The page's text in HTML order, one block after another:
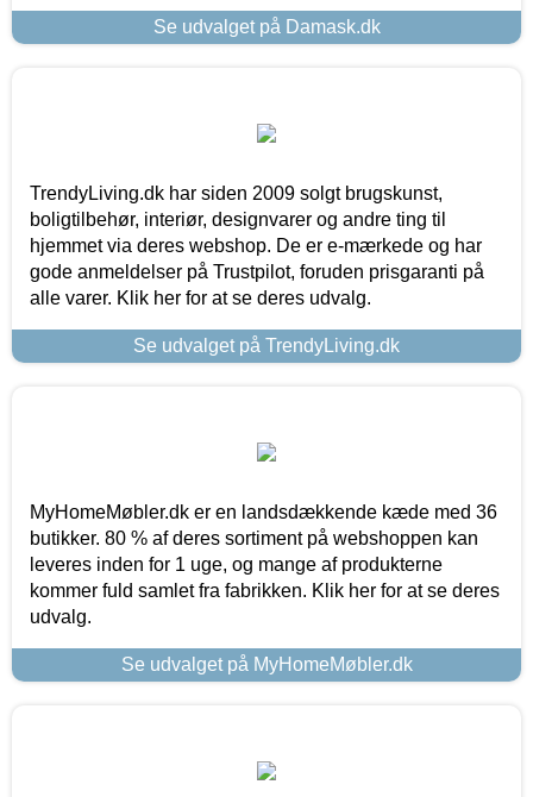
Se udvalget på Damask.dk
TrendyLiving.dk har siden 2009 solgt brugskunst,
boligtilbehør, interiør, designvarer og andre ting til
hjemmet via deres webshop. De er e-mærkede og har
gode anmeldelser på Trustpilot, foruden prisgaranti på
alle varer. Klik her for at se deres udvalg.
Se udvalget på TrendyLiving.dk
MyHomeMøbler.dk er en landsdækkende kæde med 36
butikker. 80 % af deres sortiment på webshoppen kan
leveres inden for 1 uge, og mange af produkterne
kommer fuld samlet fra fabrikken. Klik her for at se deres
udvalg.
Se udvalget på MyHomeMøbler.dk